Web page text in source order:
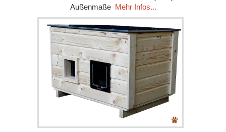
Außenmaße
Mehr Infos...